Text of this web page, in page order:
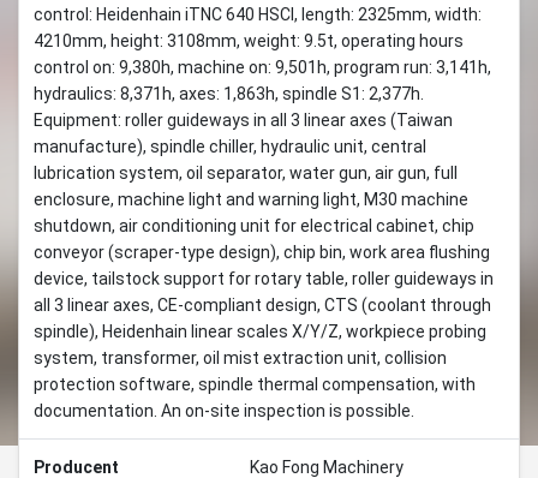
control: Heidenhain iTNC 640 HSCI, length: 2325mm, width:
4210mm, height: 3108mm, weight: 9.5t, operating hours
control on: 9,380h, machine on: 9,501h, program run: 3,141h,
hydraulics: 8,371h, axes: 1,863h, spindle S1: 2,377h.
Equipment: roller guideways in all 3 linear axes (Taiwan
manufacture), spindle chiller, hydraulic unit, central
lubrication system, oil separator, water gun, air gun, full
enclosure, machine light and warning light, M30 machine
shutdown, air conditioning unit for electrical cabinet, chip
conveyor (scraper-type design), chip bin, work area flushing
device, tailstock support for rotary table, roller guideways in
all 3 linear axes, CE-compliant design, CTS (coolant through
spindle), Heidenhain linear scales X/Y/Z, workpiece probing
system, transformer, oil mist extraction unit, collision
protection software, spindle thermal compensation, with
documentation. An on-site inspection is possible.
Producent Kao Fong Machinery